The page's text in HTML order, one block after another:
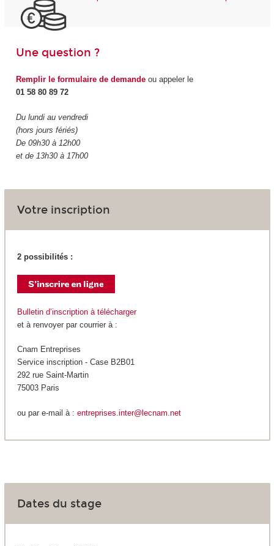
Une question ?
Remplir le formulaire de demandeou appeler le
01 58 80 89 72
Du lundi au vendredi
(hors jours fériés)
De 09h30 à 12h00
et de 13h30 à 17h00
Votre inscription
2 possibilités :
Bulletin d’inscription à télécharger
et à renvoyer par courrier à :
Cnam Entreprises
Service inscription - Case B2B01
292 rue Saint-Martin
75003 Paris
ou par e-mail à : entreprises.inter@lecnam.net
Dates du stage